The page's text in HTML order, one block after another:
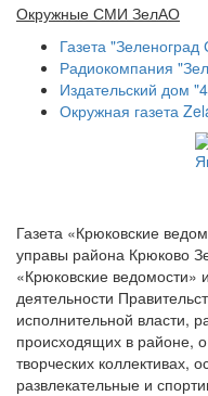
Окружные СМИ ЗелАО
Газета "Зеленоград
Радиокомпания
Издательский дом
Окружная газета
Газета «Крюковские
управы района Крюково
«Крюковские
деятельности
исполнительной власти,
происходящих в районе,
творческих коллективах,
развлекательные и